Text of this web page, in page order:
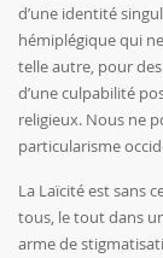
d’une identité
hémiplégique qui
telle autre, pour
d’une culpabilité
religieux. Nous ne
particularisme
La Laïcité est sans
tous, le tout dans
arme de